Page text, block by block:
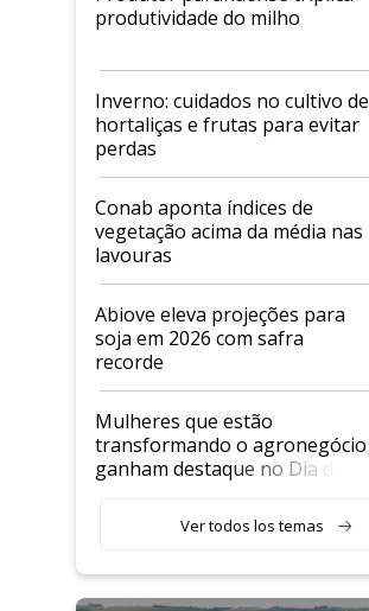
produtividade do milho
Inverno: cuidados no cultivo de
hortaliças e frutas para evitar
perdas
Conab aponta índices de
vegetação acima da média nas
lavouras
Abiove eleva projeções para
soja em 2026 com safra
recorde
Mulheres que estão
transformando o agronegócio
ganham destaque no Dia do
Ver todos los temas